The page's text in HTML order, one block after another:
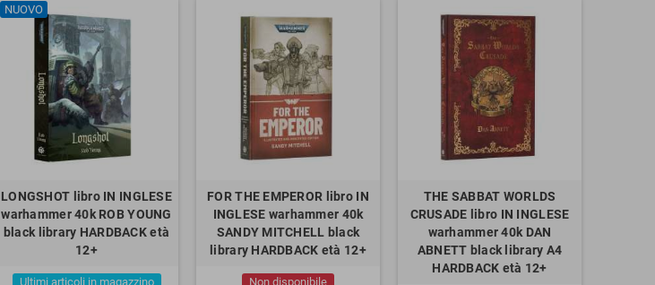
NUOVO
LONGSHOT libro IN INGLESE
warhammer 40k ROB YOUNG
black library HARDBACK età
12+
Ultimi articoli in magazzino
FOR THE EMPEROR libro IN
INGLESE warhammer 40k
SANDY MITCHELL black
library HARDBACK età 12+
Non disponibile
THE SABBAT WORLDS
CRUSADE libro IN INGLESE
warhammer 40k DAN
ABNETT black library A4
HARDBACK età 12+